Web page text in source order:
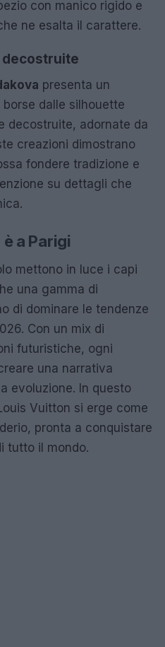
con manico rigido e
ne esalta il carattere.
presenta un
dalle silhouette
decostruite, adornate da
creazioni dimostrano
fondere tradizione e
su dettagli che
a Parigi
mettono in luce i capi
una gamma di
di dominare le tendenze
Con un mix di
futuristiche, ogni
una narrativa
evoluzione. In questo
Vuitton si erge come
pronta a conquistare
tutto il mondo.